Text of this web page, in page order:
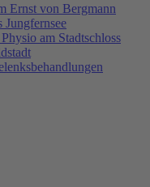
Ernst von Bergmann
Jungfernsee
am Stadtschloss